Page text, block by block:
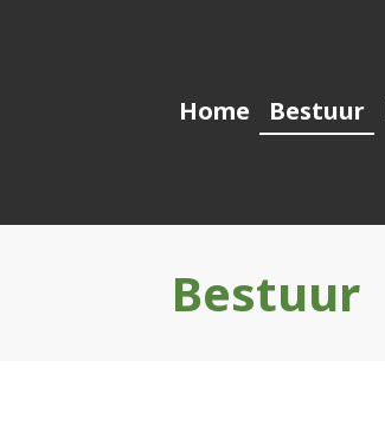
Home Bestuur
Bestuur